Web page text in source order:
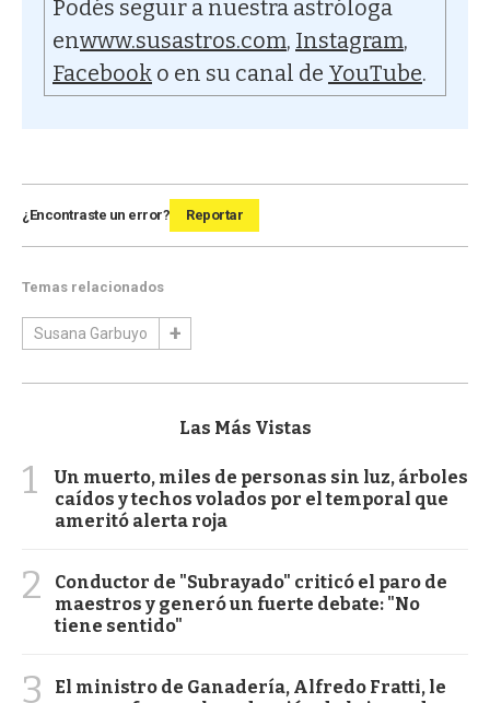
Podés seguir a nuestra astróloga
enwww.susastros.com, Instagram,
Facebook o en su canal de YouTube.
¿Encontraste un error? Reportar
Temas relacionados
Susana Garbuyo
Las Más Vistas
1
Un muerto, miles de personas sin luz, árboles
caídos y techos volados por el temporal que
ameritó alerta roja
2
Conductor de "Subrayado" criticó el paro de
maestros y generó un fuerte debate: "No
tiene sentido"
3
El ministro de Ganadería, Alfredo Fratti, le